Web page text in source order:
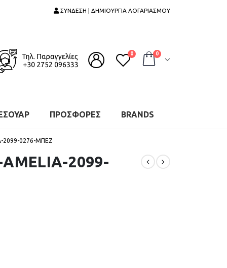
ΣΥΝΔΕΣΗ | ΔΗΜΙΟΥΡΓΙΑ ΛΟΓΑΡΙΑΣΜΟΥ
0 0
ΠΡΟΣΦΟΡΕΣ BRANDS
2099-0276-ΜΠΕΖ
AMELIA-2099-